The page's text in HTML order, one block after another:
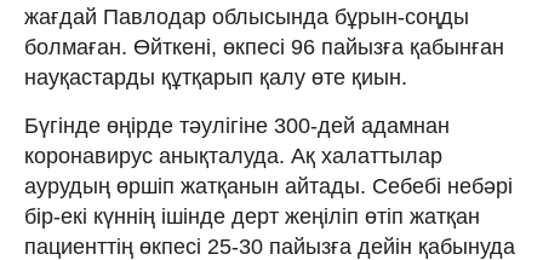
жағдай Павлодар облысында бұрын-соңды
болмаған. Өйткені, өкпесі 96 пайызға қабынған
науқастарды құтқарып қалу өте қиын.
Бүгінде өңірде тәулігіне 300-дей адамнан
коронавирус анықталуда. Ақ халаттылар
аурудың өршіп жатқанын айтады. Себебі небәрі
бір-екі күннің ішінде дерт жеңіліп өтіп жатқан
пациенттің өкпесі 25-30 пайызға дейін қабынуда